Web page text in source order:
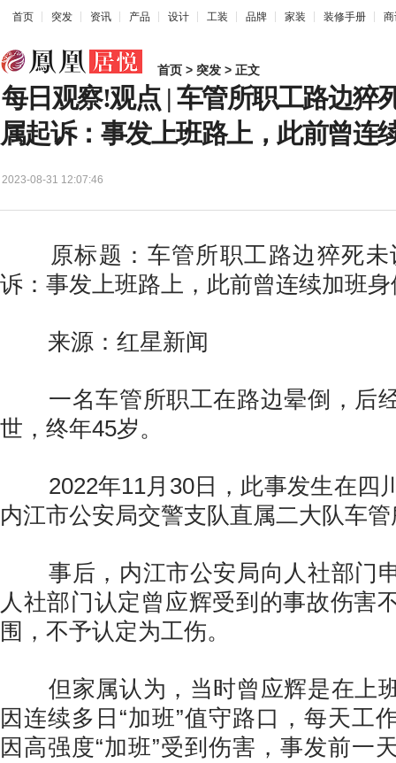
首页 突发 资讯 产品 设计 工装 品牌 家装 装修手册
首页 > 突发 > 正文
每日观察!观点 | 车管所职工路边猝
属起诉：事发上班路上，此前曾连
2023-08-31 12:07:46
原标题：车管所职工路边猝死未
诉：事发上班路上，此前曾连续加班
来源：红星新闻
一名车管所职工在路边晕倒，后
世，终年45岁。
2022年11月30日，此事发生在四
内江市公安局交警支队直属二大队车
事后，内江市公安局向人社部门
人社部门认定曾应辉受到的事故伤害
围，不予认定为工伤。
但家属认为，当时曾应辉是在上
因连续多日“加班”值守路口，每天工
因高强度“加班”受到伤害，事发前一